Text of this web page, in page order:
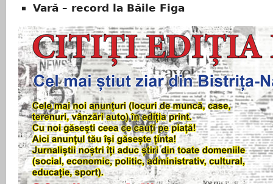
Vară – record la Băile Figa